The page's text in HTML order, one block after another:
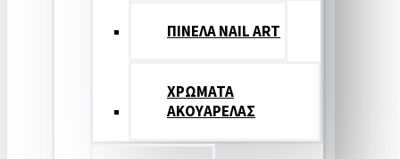
ΠΙΝΕΛΑ NAIL ART
ΧΡΩΜΑΤΑ
ΑΚΟΥΑΡΕΛΑΣ